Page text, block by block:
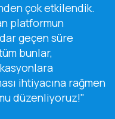
çok etkilendik.
platformun
geçen süre
bunlar,
ihtiyacına rağmen
düzenliyoruz!"